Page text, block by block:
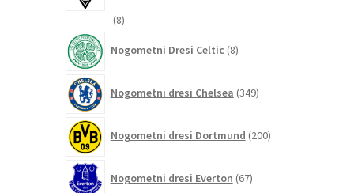
88
Nogometni Dresi Celtic 8izdelkov
Nogometni dresi Chelsea 349izdelkov
Nogometni dresi Dortmund 200izdelkov
Nogometni dresi Everton 67izdelkov